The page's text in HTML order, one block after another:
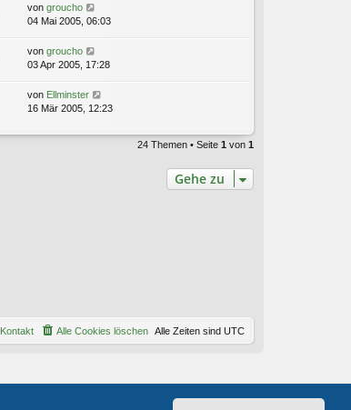
von groucho
04 Mai 2005, 06:03
von groucho
03 Apr 2005, 17:28
von Ellminster
16 Mär 2005, 12:23
24 Themen • Seite 1 von 1
Gehe zu
Alle Zeiten sind UTC
Alle Cookies löschen
Kontakt